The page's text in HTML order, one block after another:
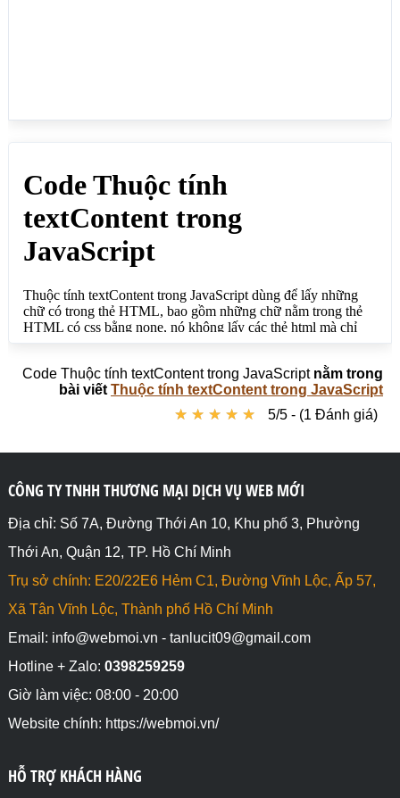
<script>
// innerHTML lấy html
let tuoi =
document.getElementById("tuoi").innerHTML;
// textContent Nhúng html đã lấy về id ketqua
document.getElementById("ketqua").textContent =
// textContent lấy html
let tuoihai =
document.getElementById("tuoihai").textContent;
document.getElementById("ketquahai").textContent =
tuoihai;
Code Thuộc tính textContent trong JavaScript nằm trong
bài viết Thuộc tính textContent trong JavaScript
★ ★ ★ ★ ★
★ ★ ★ ★ ★ 5/5 - (1 Đánh giá)
CÔNG TY TNHH THƯƠNG MẠI DỊCH VỤ WEB MỚI
Địa chỉ: Số 7A, Đường Thới An 10, Khu phố 3, Phường
Thới An, Quận 12, TP. Hồ Chí Minh
Trụ sở chính: E20/22E6 Hẻm C1, Đường Vĩnh Lộc, Ấp 57,
Xã Tân Vĩnh Lộc, Thành phố Hồ Chí Minh
Email: info@webmoi.vn - tanlucit09@gmail.com
Hotline + Zalo: 0398259259
Giờ làm việc: 08:00 - 20:00
Website chính: https://webmoi.vn/
HỖ TRỢ KHÁCH HÀNG